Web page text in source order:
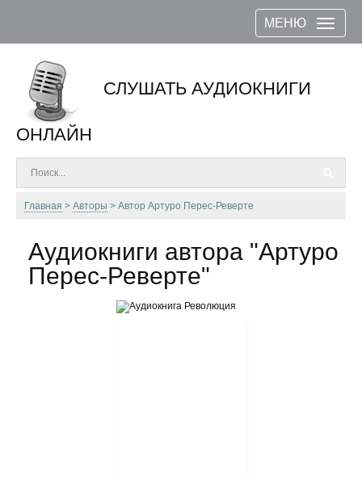
МЕНЮ
СЛУШАТЬ АУДИОКНИГИ
ОНЛАЙН
Главная Авторы Автор Артуро Перес-Реверте
Аудиокниги автора "Артуро
Перес-Реверте"